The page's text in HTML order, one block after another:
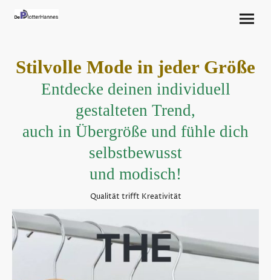
Stilvolle Mode in jeder Größe
Entdecke deinen individuell
gestalteten Trend,
auch in Übergröße und fühle dich
selbstbewusst
und modisch!
Qualität trifft Kreativität